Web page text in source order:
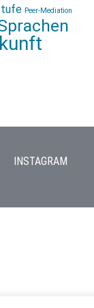
Peer-Mediation
INSTAGRAM